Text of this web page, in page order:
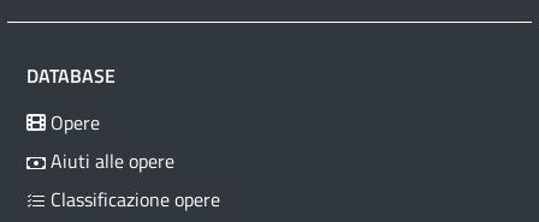
DATABASE
Opere
Aiuti alle opere
Classificazione opere